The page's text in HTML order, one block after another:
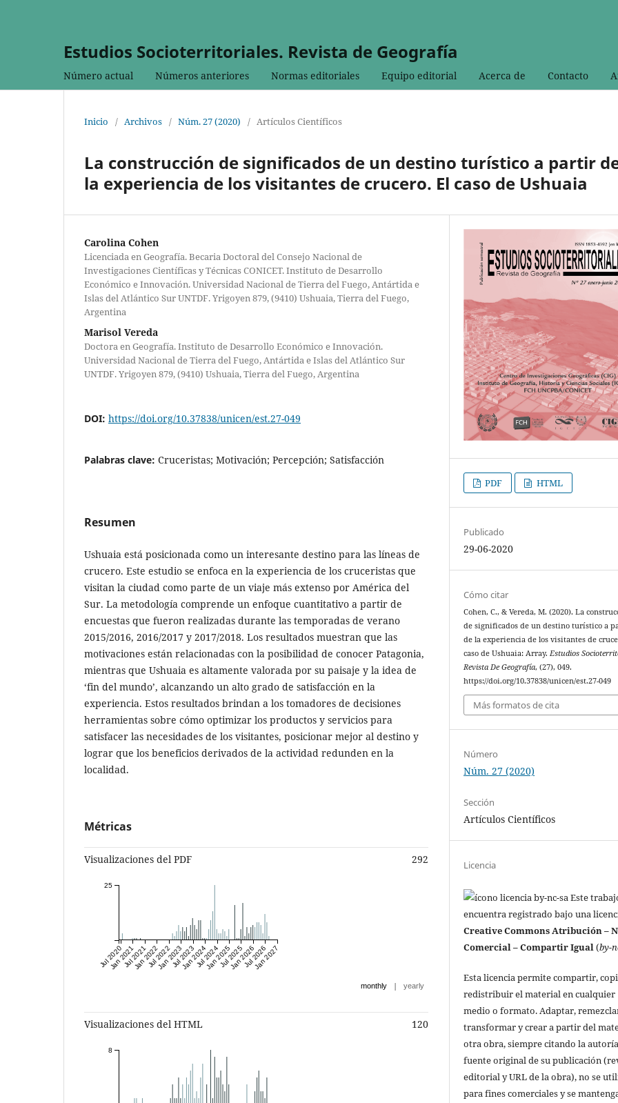
Estudios Socioterritoriales. Revista de Geografía
Número actual Números anteriores Normas editoriales Equipo editorial Acerca de Contacto
Inicio / Archivos / Núm. 27 (2020) / Artículos Científicos
La construcción de significados de un destino turístico a partir
la experiencia de los visitantes de crucero. El caso de Ushuaia
Carolina Cohen
Licenciada en Geografía. Becaria Doctoral del Consejo Nacional de
Investigaciones Científicas y Técnicas CONICET. Instituto de Desarrollo
Económico e Innovación. Universidad Nacional de Tierra del Fuego, Antártida e
Islas del Atlántico Sur UNTDF. Yrigoyen 879, (9410) Ushuaia, Tierra del Fuego,
Argentina
Marisol Vereda
Doctora en Geografía. Instituto de Desarrollo Económico e Innovación.
Universidad Nacional de Tierra del Fuego, Antártida e Islas del Atlántico Sur
UNTDF. Yrigoyen 879, (9410) Ushuaia, Tierra del Fuego, Argentina
DOI: https://doi.org/10.37838/unicen/est.27-049
Palabras clave: Cruceristas; Motivación; Percepción; Satisfacción
Resumen
Ushuaia está posicionada como un interesante destino para las líneas de
crucero. Este estudio se enfoca en la experiencia de los cruceristas que
visitan la ciudad como parte de un viaje más extenso por América del
Sur. La metodología comprende un enfoque cuantitativo a partir de
encuestas que fueron realizadas durante las temporadas de verano
2015/2016, 2016/2017 y 2017/2018. Los resultados muestran que las
motivaciones están relacionadas con la posibilidad de conocer Patagonia,
mientras que Ushuaia es altamente valorada por su paisaje y la idea de
‘fin del mundo’, alcanzando un alto grado de satisfacción en la
experiencia. Estos resultados brindan a los tomadores de decisiones
herramientas sobre cómo optimizar los productos y servicios para
satisfacer las necesidades de los visitantes, posicionar mejor al destino y
lograr que los beneficios derivados de la actividad redunden en la
localidad.
Métricas
Visualizaciones del PDF 292
Jul 2020
Jan 2021Jul 2021
Jan 2022Jul 2022
Jan 2023Jul 2023
Jan 2024Jul 2024
Jan 2025Jul 2025
Jan 2026Jul 2026
Jan 2027
25
monthly | yearly
Visualizaciones del HTML 120
8
PDF HTML
Publicado
29-06-2020
Cómo citar
Cohen, C., & Vereda, M. (2020). La
de significados de un destino turístico a
de la experiencia de los visitantes de
caso de Ushuaia: Array. Estudios
Revista De Geografía, (27), 049.
https://doi.org/10.37838/unicen/est.27-049
Más formatos de cita
Número
Núm. 27 (2020)
Sección
Artículos Científicos
Licencia
Este
encuentra registrado bajo una
Creative Commons Atribución –
Comercial – Compartir Igual(by-
Esta licencia permite compartir,
redistribuir el material en cualquier
medio o formato. Adaptar,
transformar y crear a partir del
otra obra, siempre citando la
fuente original de su publicación
editorial y URL de la obra), no se
para fines comerciales y se